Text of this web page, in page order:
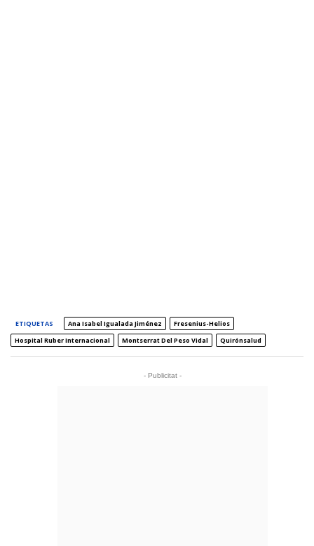
ETIQUETAS Ana Isabel Igualada Jiménez
Fresenius-Helios
Hospital Ruber Internacional
Montserrat Del Peso Vidal Quirónsalud
- Publicitat -